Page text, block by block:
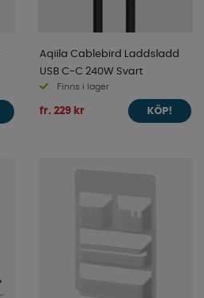
Aqiila Cablebird Laddsladd
USB C-C 240W Svart
Finns i lager
fr. 229 kr KÖP!